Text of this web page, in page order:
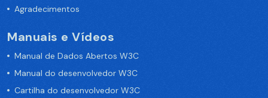
Agradecimentos
Manuais e Vídeos
Manual de Dados Abertos W3C
Manual do desenvolvedor W3C
Cartilha do desenvolvedor W3C